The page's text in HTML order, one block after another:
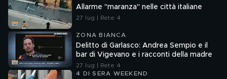
Allarme "maranza" nelle città italiane
27 lug | Rete 4
ZONA BIANCA
Delitto di Garlasco: Andrea Sempio e il
bar di Vigevano e i racconti della madre
27 lug | Rete 4
4 DI SERA WEEKEND